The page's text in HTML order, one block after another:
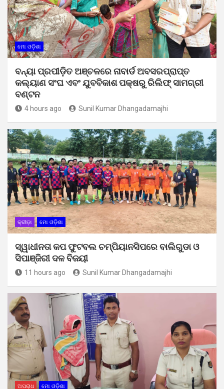
ମୋ ଓଡ଼ିଶା
ବନ୍ୟା ପ୍ରପୀଡ଼ିତ ଅଞ୍ଚଳରେ ନାବାର୍ଡ ଅବସରପ୍ରାପ୍ତ
କଲ୍ୟାଣ ସଂଘ ଏବଂ ଯୁବବିକାଶ ପକ୍ଷରୁ ରିଲିଫ୍ ସାମଗ୍ରୀ
ବଣ୍ଟନ
4 hours ago Sunil Kumar Dhangadamajhi
କ୍ରୀଡ଼ା ମୋ ଓଡ଼ିଶା
ସ୍ୱାଧୀନତା କପ ଫୁଟବଲ ଚମ୍ପିୟାନସିପରେ ବାଲିଗୁଡା ଓ
ସିପାଞ୍ଜିରୀ ଦଳ ବିଜୟୀ
11 hours ago Sunil Kumar Dhangadamajhi
ଅପରାଧ ମୋ ଓଡ଼ିଶା